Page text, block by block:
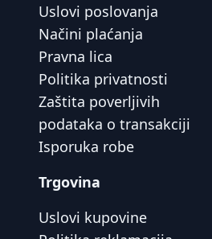
Uslovi poslovanja
Načini plaćanja
Pravna lica
Politika privatnosti
Zaštita poverljivih
podataka o transakciji
Isporuka robe
Trgovina
Uslovi kupovine